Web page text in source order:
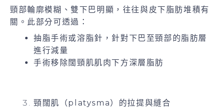
頸部輪廓模糊、雙下巴明顯，往往與皮下脂肪堆積有
關。此部分可透過：
抽脂手術或溶脂針，針對下巴至頸部的脂肪層
進行減量
手術移除闊頸肌肌肉下方深層脂肪
頸闊肌（platysma）的拉提與縫合